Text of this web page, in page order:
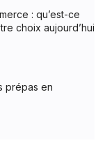
: qu’est-ce
choix aujourd’hui
prépas en